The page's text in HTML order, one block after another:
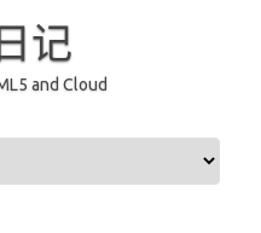
记
and Cloud